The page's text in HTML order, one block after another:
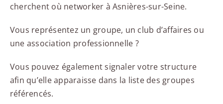
cherchent où networker à Asnières-sur-Seine.
Vous représentez un groupe, un club d’affaires ou
une association professionnelle ?
Vous pouvez également signaler votre structure
afin qu’elle apparaisse dans la liste des groupes
référencés.